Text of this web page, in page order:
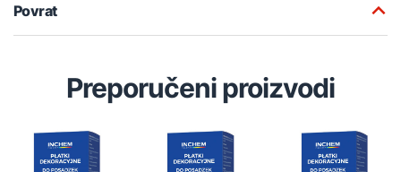
Povrat
Preporučeni proizvodi